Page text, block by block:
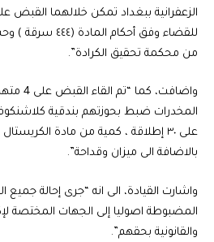
الزعفرانية ببغداد تمكن خلالهما القبض
للقضاء وفق
من محكمة تحقيق الكرادة”.
واضافت،
المخدرات ضبط بحوزتهم بندقية
على ٣٠ إطلاقة ، كمية من مادة
بالاضافة الى ميزان وقداحة”.
واشارت القيادة، الى انه “جرى إحالة جميع
المضبوطة اصوليا إلى الجهات المختصة
والقانونية بحقهم”.